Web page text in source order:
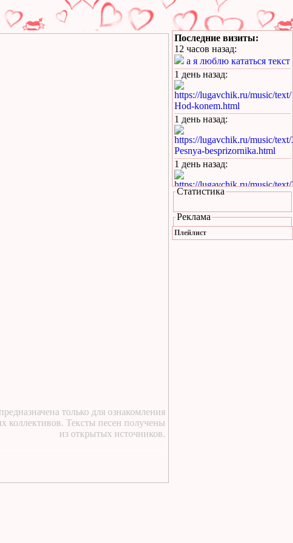
только для ознакомления
коллективов. Тексты песен получены
из открытых источников.
Последние визиты:
12 часов назад:
а я люблю кататься текст
1 день назад:
https://lugavchik.ru/music/
Hod-konem.html
1 день назад:
https://lugavchik.ru/music/
Pesnya-besprizornika.html
1 день назад:
https://lugavchik.ru/music/
Pesnya-besprizornika.html
https://lugavchik.ru/music/
Leto-(pesnya-dlya-Coya).html
Статистика
Реклама
Плейлист